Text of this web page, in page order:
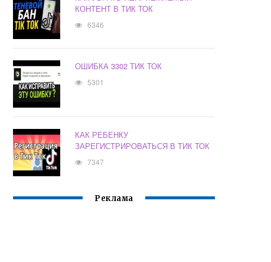
КОНТЕНТ В ТИК ТОК
6346
ОШИБКА 3302 ТИК ТОК
5301
КАК РЕБЕНКУ
ЗАРЕГИСТРИРОВАТЬСЯ В ТИК ТОК
7347
Реклама